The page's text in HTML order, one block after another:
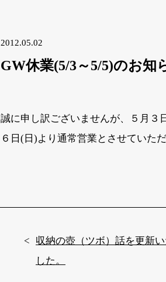
2012.05.02
GW休業(5/3～5/5)のお知
誠に申し訳ございませんが、５月３
６日(日)より通常営業とさせていた
収納の壺（ツボ）話を更新い
した。